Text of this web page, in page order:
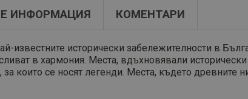
ИНФОРМАЦИЯ КОМЕНТАРИ
известните исторически забележителности в
в хармония. Места, вдъхновявали
за които се носят легенди. Места, където